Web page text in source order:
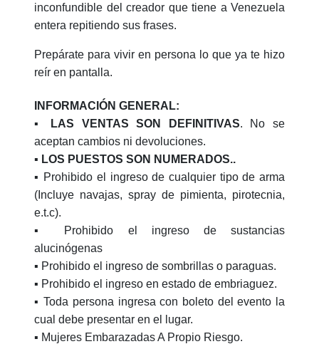
inconfundible del creador que tiene a Venezuela
entera repitiendo sus frases.
Prepárate para vivir en persona lo que ya te hizo
reír en pantalla.
INFORMACIÓN GENERAL:
▪️
LAS VENTAS SON DEFINITIVAS. No se
aceptan cambios ni devoluciones.
▪️ LOS PUESTOS SON NUMERADOS..
▪️ Prohibido el ingreso de cualquier tipo de arma
(Incluye navajas, spray de pimienta, pirotecnia,
e.t.c).
▪️ Prohibido el ingreso de sustancias
alucinógenas
▪️ Prohibido el ingreso de sombrillas o paraguas.
▪️ Prohibido el ingreso en estado de embriaguez.
▪️ Toda persona ingresa con boleto del evento la
cual debe presentar en el lugar.
▪️ Mujeres Embarazadas A Propio Riesgo.